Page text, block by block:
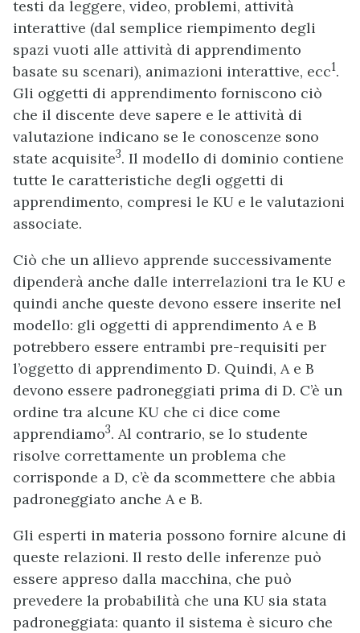
testi da leggere, video, problemi, attività
interattive (dal semplice riempimento degli
spazi vuoti alle attività di apprendimento
basate su scenari), animazioni interattive, ecc1.
Gli oggetti di apprendimento forniscono ciò
che il discente deve sapere e le attività di
valutazione indicano se le conoscenze sono
state acquisite3. Il modello di dominio contiene
tutte le caratteristiche degli oggetti di
apprendimento, compresi le KU e le valutazioni
associate.
Ciò che un allievo apprende successivamente
dipenderà anche dalle interrelazioni tra le KU e
quindi anche queste devono essere inserite nel
modello: gli oggetti di apprendimento A e B
potrebbero essere entrambi pre-requisiti per
l’oggetto di apprendimento D. Quindi, A e B
devono essere padroneggiati prima di D. C’è un
ordine tra alcune KU che ci dice come
apprendiamo3. Al contrario, se lo studente
risolve correttamente un problema che
corrisponde a D, c’è da scommettere che abbia
padroneggiato anche A e B.
Gli esperti in materia possono fornire alcune di
queste relazioni. Il resto delle inferenze può
essere appreso dalla macchina, che può
prevedere la probabilità che una KU sia stata
padroneggiata: quanto il sistema è sicuro che